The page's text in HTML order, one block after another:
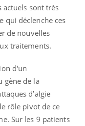
actuels sont très
qui déclenche ces
de nouvelles
traitements.
d'un
gène de la
d’algie
rôle pivot de ce
Sur les 9 patients